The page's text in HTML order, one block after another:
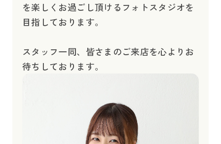
を楽しくお過ごし頂けるフォトスタジオを
目指しております。
スタッフ一同、皆さまのご来店を心よりお
待ちしております。